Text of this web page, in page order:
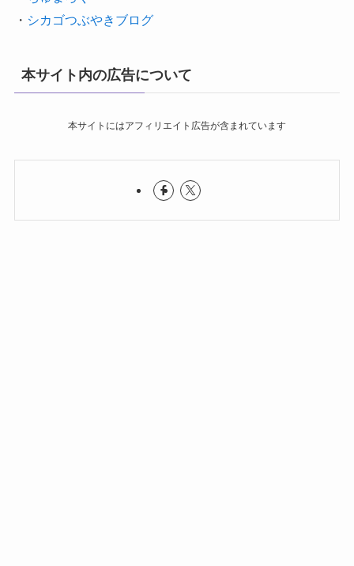
・ シカゴつぶやきブログ
本サイト内の広告について
本サイトにはアフィリエイト広告が含まれています